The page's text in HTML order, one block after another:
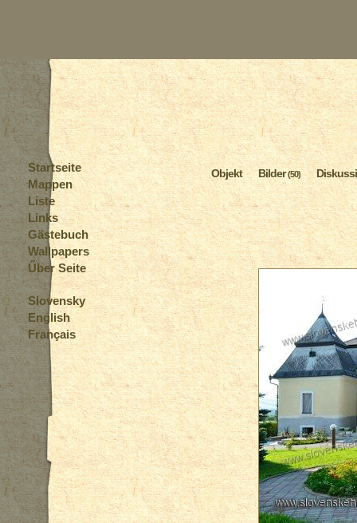
Objekt Bilder(50)
Startseite
Mappen
Liste
Links
Gästebuch
Wallpapers
Űber Seite
Slovensky
English
Français